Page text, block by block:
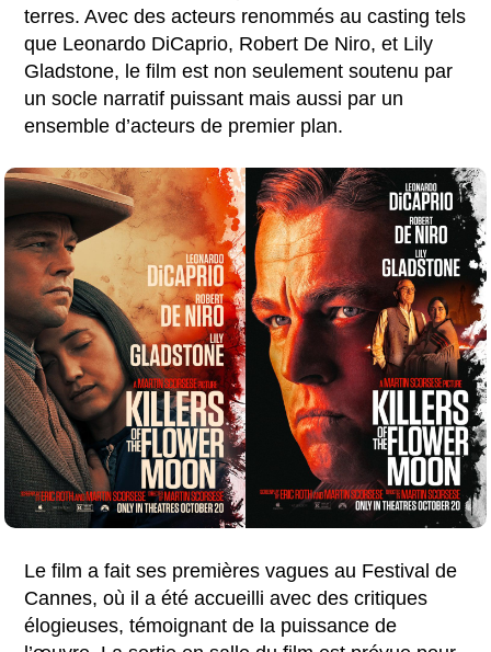
terres. Avec des acteurs renommés au casting tels
que Leonardo DiCaprio, Robert De Niro, et Lily
Gladstone, le film est non seulement soutenu par
un socle narratif puissant mais aussi par un
ensemble d’acteurs de premier plan.
Le film a fait ses premières vagues au Festival de
Cannes, où il a été accueilli avec des critiques
élogieuses, témoignant de la puissance de